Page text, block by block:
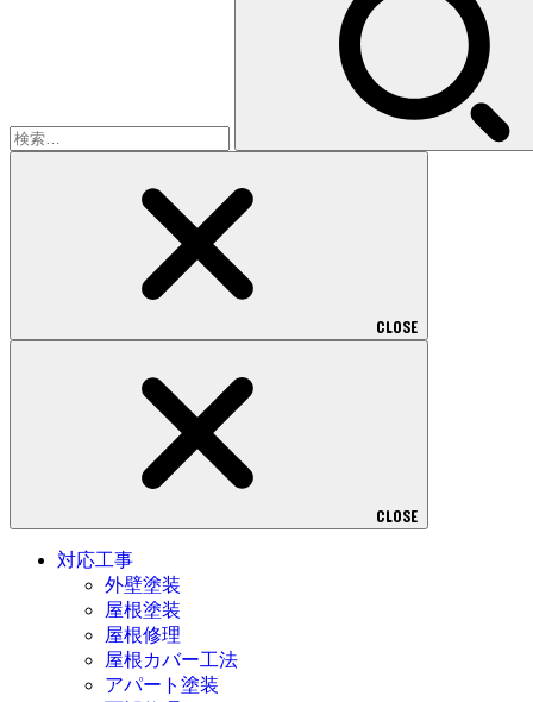
CLOSE
CLOSE
対応工事
外壁塗装
屋根塗装
屋根修理
屋根カバー工法
アパート塗装